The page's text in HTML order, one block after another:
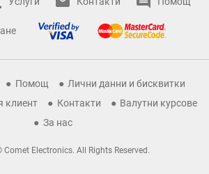
Помощ
Лични данни и бисквитки
клиент
Контакти
Валутни курсове
За нас
Electronics. All Rights Reserved.